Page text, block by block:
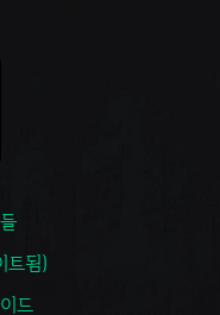
트됨)
드